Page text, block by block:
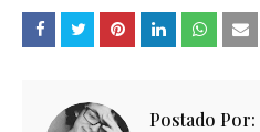
Postado Por: